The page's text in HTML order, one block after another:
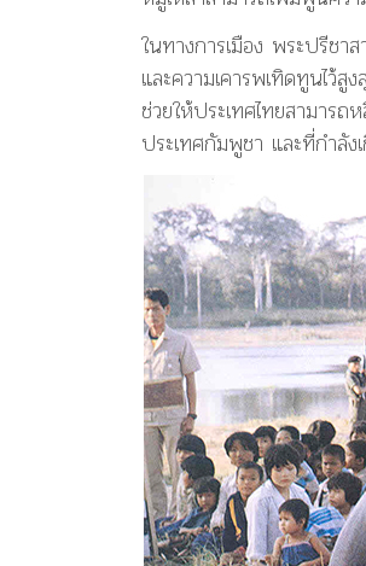
ในทางการเมือง พระปรีชา
และความเคารพเทิดทูนไว้สู
ช่วยให้ประเทศไทยสามารถ
ประเทศกัมพูชา และที่กำลั